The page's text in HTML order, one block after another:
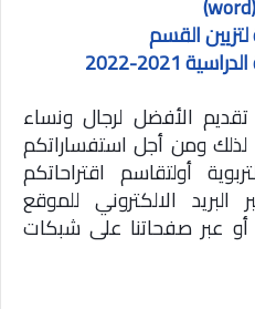
لتزيين القسم
2021-2022
الأفضل لرجال ونساء
لذلك ومن أجل استفساراتكم
أولتقاسم اقتراحاتكم
الالكتروني للموقع
أو عبر صفحاتنا على شبكات